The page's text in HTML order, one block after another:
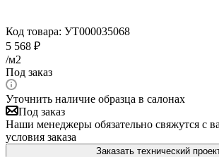
Код товара: УТ000035068
5 568 ₽
/м2
Под заказ
Уточнить наличие образца в салонах
Под заказ
Наши менеджеры обязательно свяжутся с
условия заказа
Заказать технический